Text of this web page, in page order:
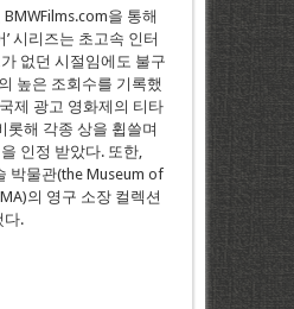
을 통해
’ 시리즈는 초고속 인터
없던 시절임에도 불구
높은 조회수를 기록했
제 광고 영화제의 티타
롯해 각종 상을 휩쓸며
인정 받았다. 또한,
박물관(the Museum of
의 영구 소장 컬렉션
다.